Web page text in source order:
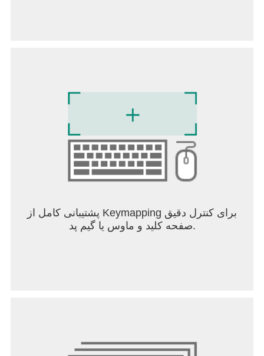
بازی ما به دلیل طراحی بازیگوشانه و تعهد به ایمنی
کودکان، به عنوان برنامه سال و انتخاب سردبیر شناخته
شده است. بازی برنده جایزه کودکان ما را می‌توان روی
تلفن‌ها، تبلت‌ها و رایانه‌ها دانلود کرد و برای خانواده‌هایی
که می‌خواهند دنیای خود را گسترش دهند، خریدهای
عنوان یک بازی با کیفیت بالا و بدون تبلیغات ساخته شده
است که به کودکان اجازه می‌دهد آزادانه کاوش، خلق و
پشتیبانی کامل از Keymapping برای کنترل دقیق
صفحه کلید و ماوس یا گیم پد.